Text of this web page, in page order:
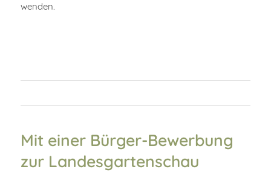
wenden.
Mit einer Bürger-Bewerbung
zur Landesgartenschau